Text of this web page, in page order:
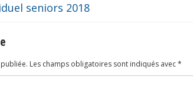
seniors 2018
Les champs obligatoires sont indiqués avec*